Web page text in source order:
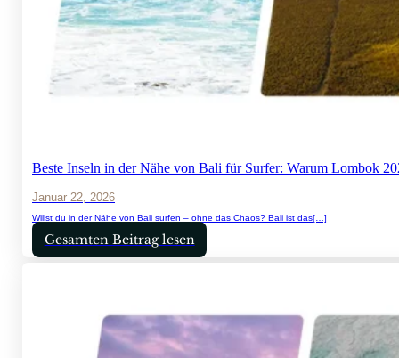
Beste Inseln in der Nähe von Bali für Surfer: Warum Lombok
Januar 22, 2026
Willst du in der Nähe von Bali surfen – ohne das Chaos? Bali ist das[…]
Gesamten Beitrag lesen